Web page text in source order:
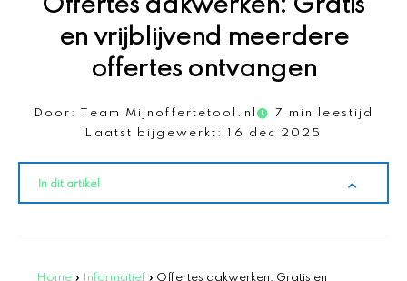
Offertes dakwerken: Gratis
en vrijblijvend meerdere
offertes ontvangen
Door: Team Mijnoffertetool.nl
7 min leestijd
Laatst bijgewerkt:
16 dec 2025
In dit artikel
Home » Informatief » Offertes dakwerken: Gratis en